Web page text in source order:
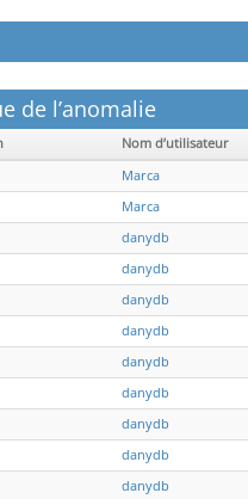
de l’anomalie
Nom d’utilisateur
Marca
Marca
danydb
danydb
danydb
danydb
danydb
danydb
danydb
danydb
danydb